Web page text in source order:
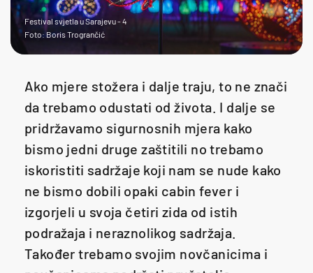
Festival svjetla u Sarajevu - 4
Foto: Boris Trogrančić
Ako mjere stožera i dalje traju, to ne znači
da trebamo odustati od života. I dalje se
pridržavamo sigurnosnih mjera kako
bismo jedni druge zaštitili no trebamo
iskoristiti sadržaje koji nam se nude kako
ne bismo dobili opaki cabin fever i
izgorjeli u svoja četiri zida od istih
podražaja i neraznolikog sadržaja.
Također trebamo svojim novčanicima i